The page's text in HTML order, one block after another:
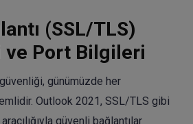
(SSL/TLS)
ve Port Bilgileri
günümüzde her
Outlook 2021, SSL/TLS gibi
güvenli bağlantılar